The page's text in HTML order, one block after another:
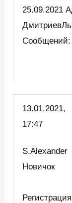
25.09.2021
Сообщений:
13.01.2021,
17:47
S.Alexander
Новичок